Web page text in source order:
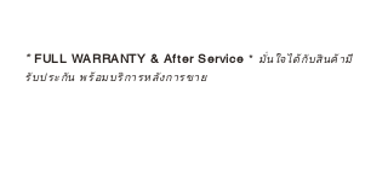
*FULL WARRANTY & After Service * มั่นใจได้กับสินค้ามี
รับประกัน พร้อมบริการหลังการขาย